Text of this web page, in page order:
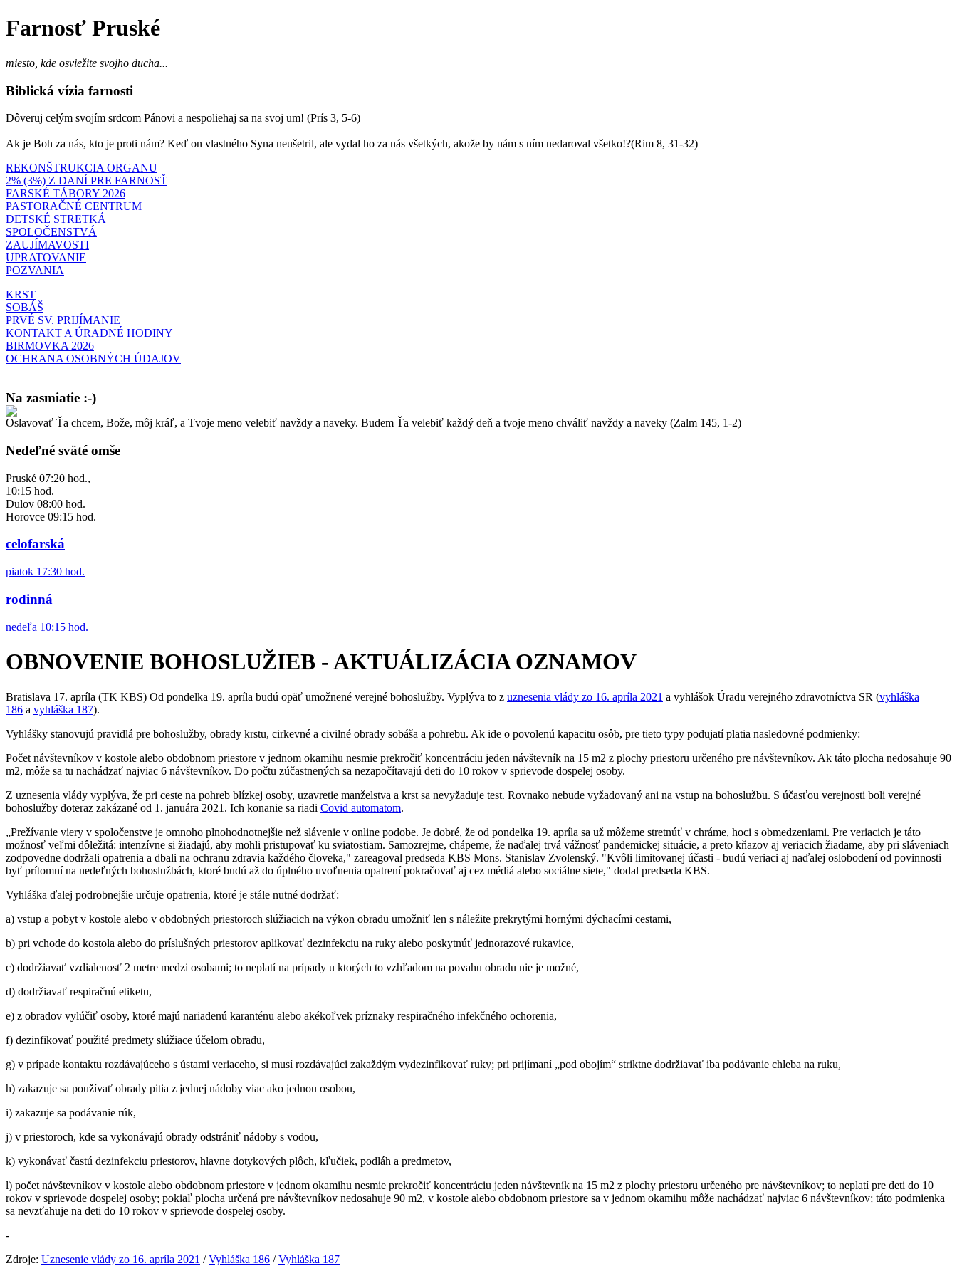
Farnosť Pruské
miesto, kde osviežite svojho ducha...
Biblická vízia farnosti
Dôveruj celým svojím srdcom Pánovi a nespoliehaj sa na svoj um! (Prís 3, 5-6)
Ak je Boh za nás, kto je proti nám? Keď on vlastného Syna neušetril, ale vydal ho za nás všetkých, akože by nám s ním nedaroval všetko!?(Rim 8, 31-32)
REKONŠTRUKCIA ORGANU
2% (3%) Z DANÍ PRE FARNOSŤ
FARSKÉ TÁBORY 2026
PASTORAČNÉ CENTRUM
DETSKÉ STRETKÁ
SPOLOČENSTVÁ
ZAUJÍMAVOSTI
UPRATOVANIE
POZVANIA
KRST
SOBÁŠ
PRVÉ SV. PRIJÍMANIE
KONTAKT A ÚRADNÉ HODINY
BIRMOVKA 2026
OCHRANA OSOBNÝCH ÚDAJOV
Na zasmiatie :-)
Malý chlapec sa modlí:
Oslavovať Ťa chcem, Bože, môj kráľ, a Tvoje meno velebiť navždy a naveky. Budem Ťa velebiť každý deň a tvoje meno chváliť navždy a naveky (Zalm 145, 1-2)
Nedeľné sväté omše
Pruské 07:20 hod.,
10:15 hod.
Dulov 08:00 hod.
Horovce 09:15 hod.
celofarská
piatok 17:30 hod.
rodinná
nedeľa 10:15 hod.
OBNOVENIE BOHOSLUŽIEB - AKTUÁLIZÁCIA OZNAMOV
Bratislava 17. apríla (TK KBS) Od pondelka 19. apríla budú opäť umožnené verejné bohoslužby. Vyplýva to z uznesenia vlády zo 16. apríla 2021 a vyhlášok Úradu verejného zdravotníctva SR (vyhláška
186 a vyhláška 187).
Vyhlášky stanovujú pravidlá pre bohoslužby, obrady krstu, cirkevné a civilné obrady sobáša a pohrebu. Ak ide o povolenú kapacitu osôb, pre tieto typy podujatí platia nasledovné podmienky:
Počet návštevníkov v kostole alebo obdobnom priestore v jednom okamihu nesmie prekročiť koncentráciu jeden návštevník na 15 m2 z plochy priestoru určeného pre návštevníkov. Ak táto plocha nedosahuje 90
m2, môže sa tu nachádzať najviac 6 návštevníkov. Do počtu zúčastnených sa nezapočítavajú deti do 10 rokov v sprievode dospelej osoby.
Z uznesenia vlády vyplýva, že pri ceste na pohreb blízkej osoby, uzavretie manželstva a krst sa nevyžaduje test. Rovnako nebude vyžadovaný ani na vstup na bohoslužbu. S účasťou verejnosti boli verejné
bohoslužby doteraz zakázané od 1. januára 2021. Ich konanie sa riadi Covid automatom.
„Prežívanie viery v spoločenstve je omnoho plnohodnotnejšie než slávenie v online podobe. Je dobré, že od pondelka 19. apríla sa už môžeme stretnúť v chráme, hoci s obmedzeniami. Pre veriacich je táto
možnosť veľmi dôležitá: intenzívne si žiadajú, aby mohli pristupovať ku sviatostiam. Samozrejme, chápeme, že naďalej trvá vážnosť pandemickej situácie, a preto kňazov aj veriacich žiadame, aby pri sláveniach
zodpovedne dodržali opatrenia a dbali na ochranu zdravia každého človeka," zareagoval predseda KBS Mons. Stanislav Zvolenský. "Kvôli limitovanej účasti - budú veriaci aj naďalej oslobodení od povinnosti
byť prítomní na nedeľných bohoslužbách, ktoré budú až do úplného uvoľnenia opatrení pokračovať aj cez médiá alebo sociálne siete," dodal predseda KBS.
Vyhláška ďalej podrobnejšie určuje opatrenia, ktoré je stále nutné dodržať:
a) vstup a pobyt v kostole alebo v obdobných priestoroch slúžiacich na výkon obradu umožniť len s náležite prekrytými hornými dýchacími cestami,
b) pri vchode do kostola alebo do príslušných priestorov aplikovať dezinfekciu na ruky alebo poskytnúť jednorazové rukavice,
c) dodržiavať vzdialenosť 2 metre medzi osobami; to neplatí na prípady u ktorých to vzhľadom na povahu obradu nie je možné,
d) dodržiavať respiračnú etiketu,
e) z obradov vylúčiť osoby, ktoré majú nariadenú karanténu alebo akékoľvek príznaky respiračného infekčného ochorenia,
f) dezinfikovať použité predmety slúžiace účelom obradu,
g) v prípade kontaktu rozdávajúceho s ústami veriaceho, si musí rozdávajúci zakaždým vydezinfikovať ruky; pri prijímaní „pod obojím“ striktne dodržiavať iba podávanie chleba na ruku,
h) zakazuje sa používať obrady pitia z jednej nádoby viac ako jednou osobou,
i) zakazuje sa podávanie rúk,
j) v priestoroch, kde sa vykonávajú obrady odstrániť nádoby s vodou,
k) vykonávať častú dezinfekciu priestorov, hlavne dotykových plôch, kľučiek, podláh a predmetov,
l) počet návštevníkov v kostole alebo obdobnom priestore v jednom okamihu nesmie prekročiť koncentráciu jeden návštevník na 15 m2 z plochy priestoru určeného pre návštevníkov; to neplatí pre deti do 10
rokov v sprievode dospelej osoby; pokiaľ plocha určená pre návštevníkov nedosahuje 90 m2, v kostole alebo obdobnom priestore sa v jednom okamihu môže nachádzať najviac 6 návštevníkov; táto podmienka
sa nevzťahuje na deti do 10 rokov v sprievode dospelej osoby.
-
Zdroje: Uznesenie vlády zo 16. apríla 2021 /Vyhláška 186 /Vyhláška 187